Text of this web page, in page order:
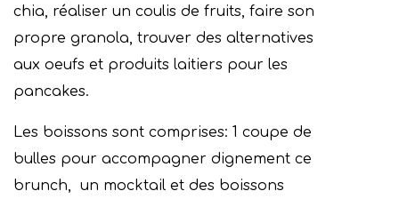
chia, réaliser un coulis de fruits, faire son
propre granola, trouver des alternatives
aux oeufs et produits laitiers pour les
pancakes.
Les boissons sont comprises: 1 coupe de
bulles pour accompagner dignement ce
brunch, un mocktail et des boissons